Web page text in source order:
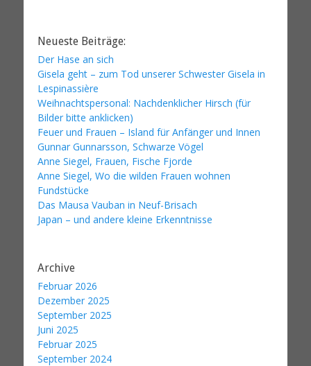
Neueste Beiträge:
Der Hase an sich
Gisela geht – zum Tod unserer Schwester Gisela in
Lespinassière
Weihnachtspersonal: Nachdenklicher Hirsch (für
Bilder bitte anklicken)
Feuer und Frauen – Island für Anfänger und Innen
Gunnar Gunnarsson, Schwarze Vögel
Anne Siegel, Frauen, Fische Fjorde
Anne Siegel, Wo die wilden Frauen wohnen
Fundstücke
Das Mausa Vauban in Neuf-Brisach
Japan – und andere kleine Erkenntnisse
Archive
Februar 2026
Dezember 2025
September 2025
Juni 2025
Februar 2025
September 2024